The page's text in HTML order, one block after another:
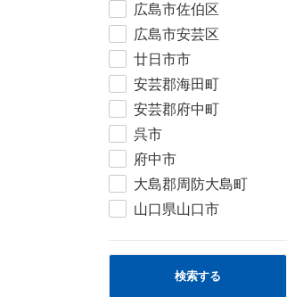
広島市佐伯区
広島市安芸区
廿日市市
安芸郡海田町
安芸郡府中町
呉市
府中市
大島郡周防大島町
山口県山口市
検索する